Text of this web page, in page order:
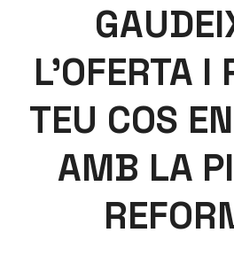
L’OFERTA I
TEU COS
AMB LA